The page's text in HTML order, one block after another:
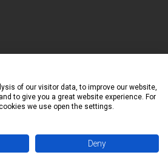
of our visitor data, to improve our website,
to give you a great website experience. For
we use open the settings.
Deny